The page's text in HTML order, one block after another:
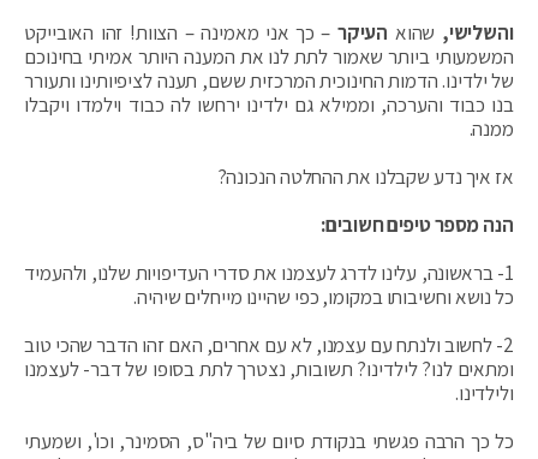
והשלישי, שהוא העיקר – כך אני מאמינה – הצוות! זהו האובייקט
המשמעותי ביותר שאמור לתת לנו את המענה היותר אמיתי בחינוכם
של ילדינו. הדמות החינוכית המרכזית ששם, תענה לציפיותינו ותעורר
בנו כבוד והערכה, וממילא גם ילדינו ירחשו לה כבוד וילמדו ויקבלו
ממנה.
אז איך נדע שקבלנו את ההחלטה הנכונה?
הנה מספר טיפים חשובים:
1- בראשונה, עלינו לדרג לעצמנו את סדרי העדיפויות שלנו, ולהעמיד
כל נושא וחשיבותו במקומו, כפי שהיינו מייחלים שיהיה.
2- לחשוב ולנתח עם עצמנו, לא עם אחרים, האם זהו הדבר שהכי טוב
ומתאים לנו? לילדינו? תשובות, נצטרך לתת בסופו של דבר- לעצמנו
ולילדינו.
כל כך הרבה פגשתי בנקודת סיום של ביה"ס, הסמינר, וכו', ושמעתי